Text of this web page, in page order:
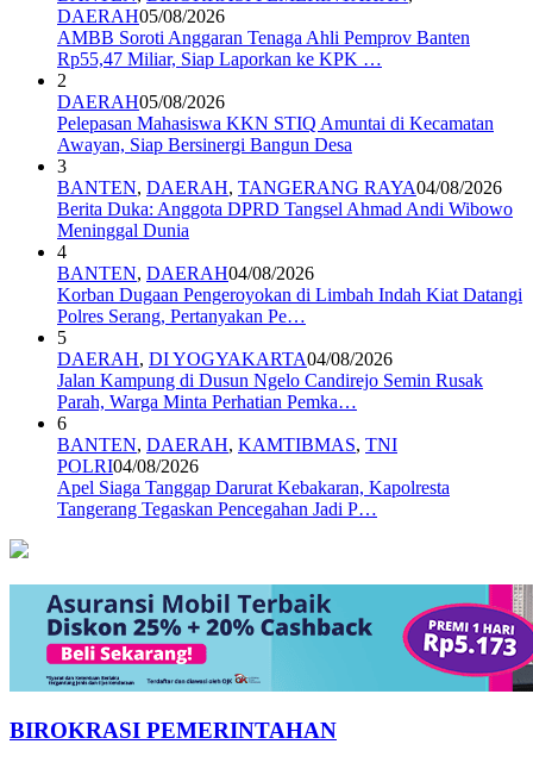
DAERAH05/08/2026
AMBB Soroti Anggaran Tenaga Ahli Pemprov Banten
Rp55,47 Miliar, Siap Laporkan ke KPK …
2
DAERAH05/08/2026
Pelepasan Mahasiswa KKN STIQ Amuntai di Kecamatan
Awayan, Siap Bersinergi Bangun Desa
3
BANTEN, DAERAH, TANGERANG RAYA04/08/2026
Berita Duka: Anggota DPRD Tangsel Ahmad Andi Wibowo
Meninggal Dunia
4
BANTEN, DAERAH04/08/2026
Korban Dugaan Pengeroyokan di Limbah Indah Kiat Datangi
Polres Serang, Pertanyakan Pe…
5
DAERAH, DI YOGYAKARTA04/08/2026
Jalan Kampung di Dusun Ngelo Candirejo Semin Rusak
Parah, Warga Minta Perhatian Pemka…
6
BANTEN, DAERAH, KAMTIBMAS, TNI
POLRI04/08/2026
Apel Siaga Tanggap Darurat Kebakaran, Kapolresta
Tangerang Tegaskan Pencegahan Jadi P…
BIROKRASI PEMERINTAHAN